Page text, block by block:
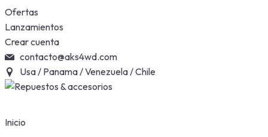
Skip
to
content
Ofertas
Lanzamientos
Crear cuenta
contacto@aks4wd.com
Usa / Panama / Venezuela / Chile
Inicio